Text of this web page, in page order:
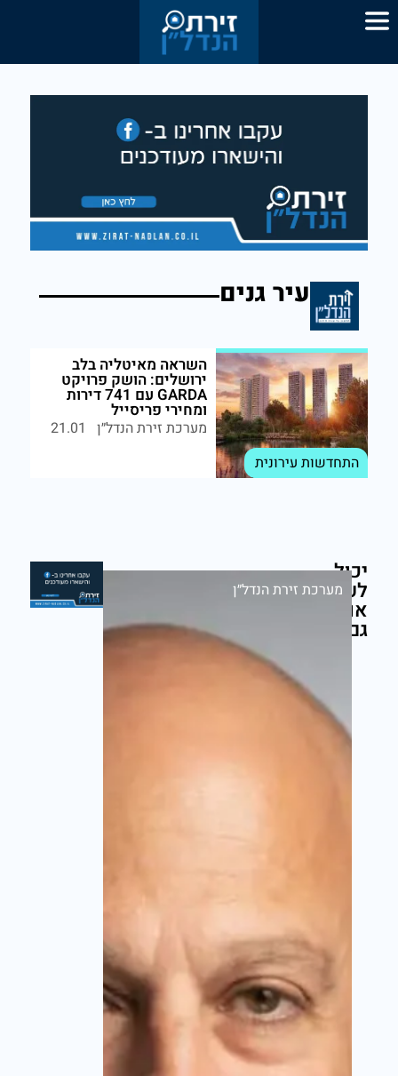
יכול
לעניין
אותך
גם
מערכת זירת הנדל״ן
עיר גנים
התחדשות עירונית
השראה מאיטליה בלב
ירושלים: הושק פרויקט
GARDA עם 741 דירות
ומחירי פריסייל
מערכת זירת הנדל״ן 21.01